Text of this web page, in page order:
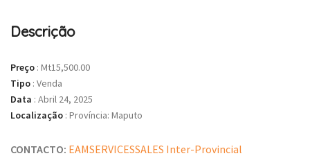
Descrição
Preço : Mt15,500.00
Tipo : Venda
Data : Abril 24, 2025
Localização : Província: Maputo
CONTACTO: EAMSERVICESSALES Inter-Provincial